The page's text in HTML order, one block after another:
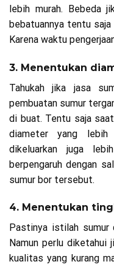
lebih murah. Bebeda
bebatuannya tentu
Karena waktu
3. Menentukan
Tahukah jika jasa
pembuatan sumur
di buat. Tentu saja
diameter yang
dikeluarkan juga
berpengaruh dengan
sumur bor tersebut.
4. Menentukan
Pastinya istilah sumur
Namun perlu diketahui
kualitas yang kurang